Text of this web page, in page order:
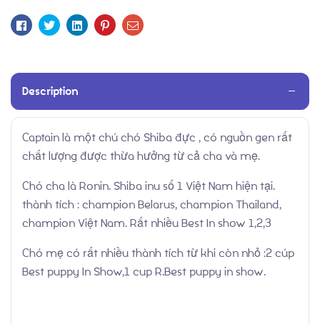
Thành Tích
Facebook
TwitterLinkedinPinterestEmail
Description
Captain là một chú chó Shiba đực , có nguồn gen rất
chất lượng được thừa hưởng từ cả cha và mẹ.
Chó cha là Ronin. Shiba inu số 1 Việt Nam hiện tại.
thành tích : champion Belarus, champion Thailand,
champion Việt Nam. Rất nhiều Best In show 1,2,3
Chó mẹ có rất nhiều thành tích từ khi còn nhỏ :2 cúp
Best puppy In Show,1 cup R.Best puppy in show.